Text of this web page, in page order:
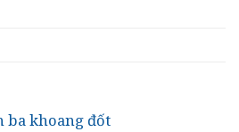
ba khoang đốt